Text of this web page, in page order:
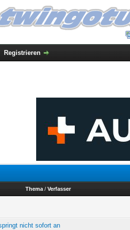
Registrieren
Thema / Verfasser
nicht sofort an